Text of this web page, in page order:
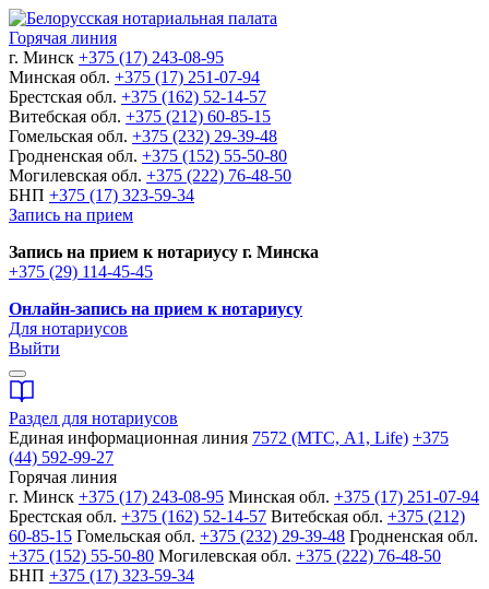
Горячая линия
г. Минск +375 (17) 243-08-95
Минская обл. +375 (17) 251-07-94
Брестская обл. +375 (162) 52-14-57
Витебская обл. +375 (212) 60-85-15
Гомельская обл. +375 (232) 29-39-48
Гродненская обл. +375 (152) 55-50-80
Могилевская обл. +375 (222) 76-48-50
БНП +375 (17) 323-59-34
Запись на прием
Запись на прием к нотариусу г. Минска
+375 (29) 114-45-45
Онлайн-запись на прием к нотариусу
Для нотариусов
Выйти
Раздел для нотариусов
Единая информационная линия 7572 (МТС, A1, Life) +375
(44) 592-99-27
Горячая линия
г. Минск +375 (17) 243-08-95 Минская обл. +375 (17) 251-07-94
Брестская обл. +375 (162) 52-14-57 Витебская обл. +375 (212)
60-85-15 Гомельская обл. +375 (232) 29-39-48 Гродненская обл.
+375 (152) 55-50-80 Могилевская обл. +375 (222) 76-48-50
БНП +375 (17) 323-59-34